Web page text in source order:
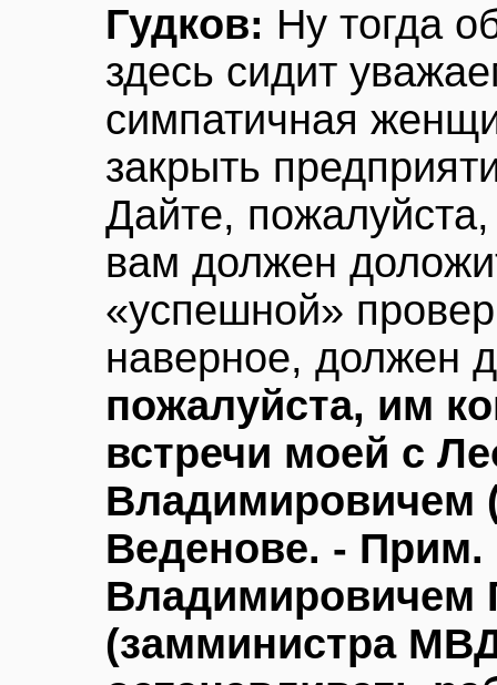
Гудков: Ну тогда
здесь сидит
симпатичная
закрыть
Дайте,
вам должен
«успешной»
наверное, должен
пожалуйста, им
встречи моей с
Владимировичем
Веденове. - Прим.
Владимировичем
(замминистра